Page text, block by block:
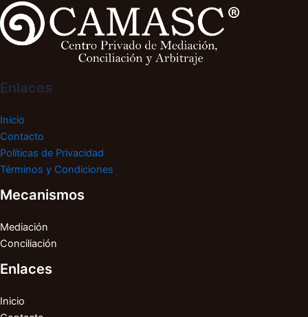
Enlaces
Inicio
Contacto
Políticas de Privacidad
Términos y Condiciones
Mecanismos
Mediación
Conciliación
Enlaces
Inicio